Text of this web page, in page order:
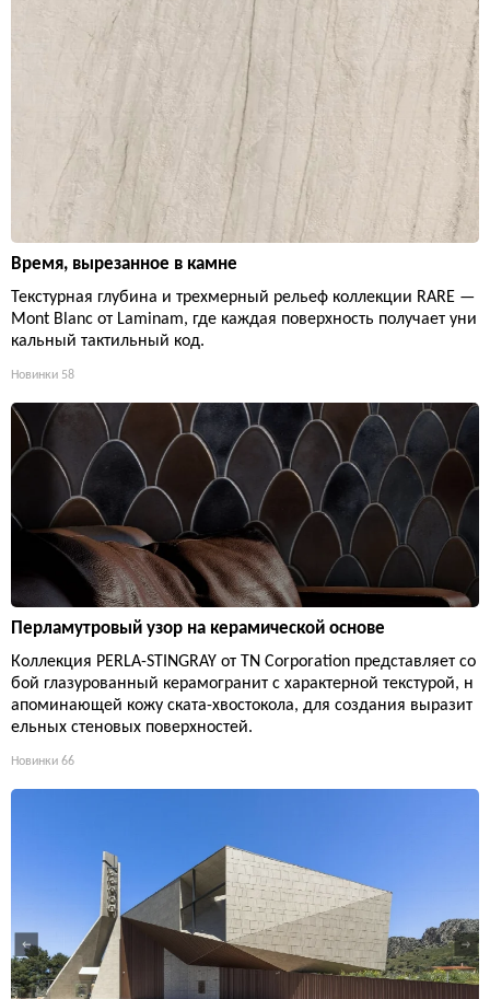
Время, вырезанное в камне
Текстурная глубина и трехмерный рельеф коллекции RARE —
Mont Blanc от Laminam, где каждая поверхность получает уни
кальный тактильный код.
Новинки 58
Перламутровый узор на керамической основе
Коллекция PERLA-STINGRAY от TN Corporation представляет со
бой глазурованный керамогранит с характерной текстурой, н
апоминающей кожу ската-хвостокола, для создания выразит
ельных стеновых поверхностей.
Новинки 66